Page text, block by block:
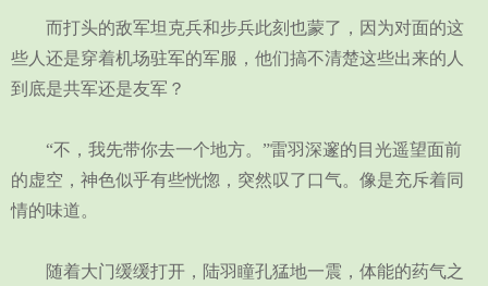
而打头的敌军坦克兵和步兵此刻也蒙了，因为对面的这
些人还是穿着机场驻军的军服，他们搞不清楚这些出来的人
到底是共军还是友军？
“不，我先带你去一个地方。”雷羽深邃的目光遥望面前
的虚空，神色似乎有些恍惚，突然叹了口气。像是充斥着同
情的味道。
随着大门缓缓打开，陆羽瞳孔猛地一震，体能的药气之